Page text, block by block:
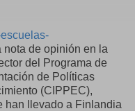
nota de opinión en la
del Programa de
de Políticas
(CIPPEC),
han llevado a Finlandia